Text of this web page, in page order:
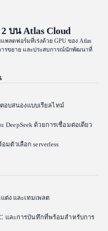
บน Atlas Cloud
แพลตฟอร์มที่เร่งด้วย GPU ของ Atlas
ารขยาย และประสบการณ์นักพัฒนาที่
ตอบสนองแบบเรียลไทม์
DeepSeek ด้วยการเชื่อมต่อเดียว
มตัวเลือก serverless
ต่ง และเทมเพลต
และการบันทึกที่พร้อมสำหรับการ